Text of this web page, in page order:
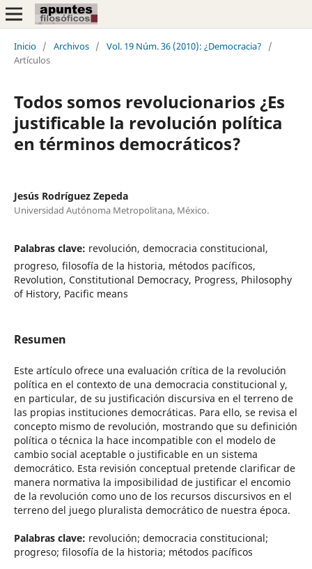
Inicio / Archivos / Vol. 19 Núm. 36 (2010): ¿Democracia?
/
Artículos
Todos somos revolucionarios ¿Es
justificable la revolución política
en términos democráticos?
Jesús Rodríguez Zepeda
Universidad Autónoma Metropolitana, México.
Palabras clave: revolución, democracia constitucional,
progreso, filosofía de la historia, métodos pacíficos,
Revolution, Constitutional Democracy, Progress, Philosophy
of History, Pacific means
Resumen
Este artículo ofrece una evaluación crítica de la revolución
política en el contexto de una democracia constitucional y,
en particular, de su justificación discursiva en el terreno de
las propias instituciones democráticas. Para ello, se revisa el
concepto mismo de revolución, mostrando que su definición
política o técnica la hace incompatible con el modelo de
cambio social aceptable o justificable en un sistema
democrático. Esta revisión conceptual pretende clarificar de
manera normativa la imposibilidad de justificar el encomio
de la revolución como uno de los recursos discursivos en el
terreno del juego pluralista democrático de nuestra época.
Palabras clave: revolución; democracia constitucional;
progreso; filosofía de la historia; métodos pacíficos